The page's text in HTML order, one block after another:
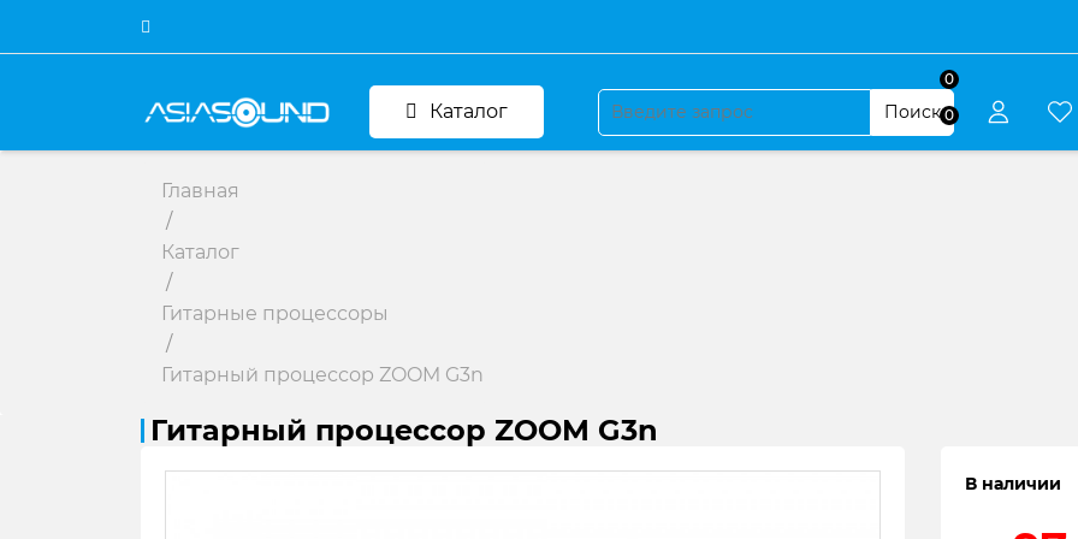
Каталог Поиск
0
0
Главная
/
Каталог
/
Гитарные процессоры
/
Гитарный процессор ZOOM G3n
Гитарный процессор ZOOM G3n
В наличии